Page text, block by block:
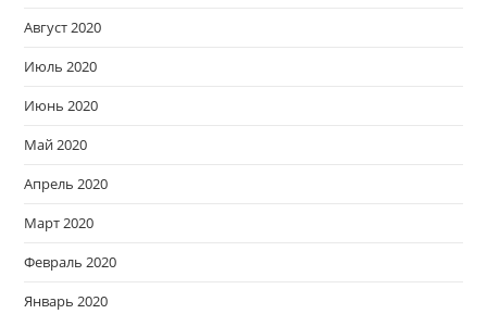
Август 2020
Июль 2020
Июнь 2020
Май 2020
Апрель 2020
Март 2020
Февраль 2020
Январь 2020